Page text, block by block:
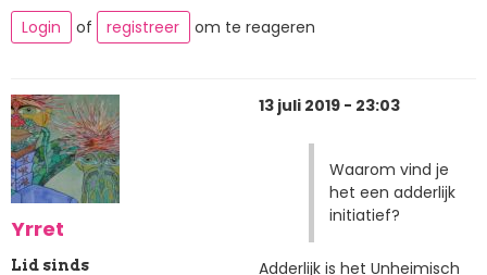
Login
of registreer om te reageren
Yrret
Lid sinds
13 juli 2019 - 23:03
Waarom vind je
het een adderlijk
initiatief?
Adderlijk is het Unheimisch